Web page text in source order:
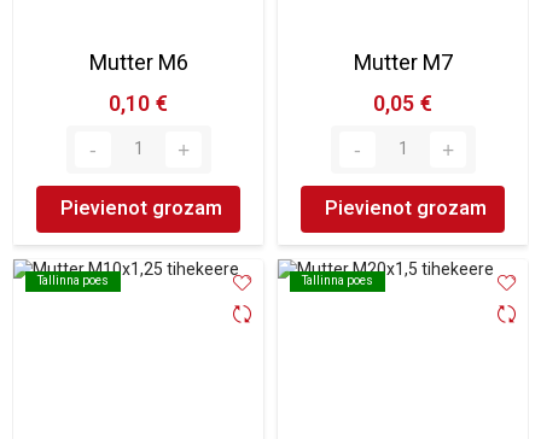
Mutter M6
0,10 €
Pievienot grozam
Mutter M7
0,05 €
Pievienot grozam
Tallinna poes
Tallinna poes Tallinna poes
Tallinna poes